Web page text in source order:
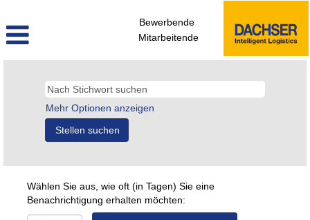
Bewerbende
Mitarbeitende
Mehr Optionen anzeigen
Wählen Sie aus, wie oft (in Tagen) Sie eine
Benachrichtigung erhalten möchten: